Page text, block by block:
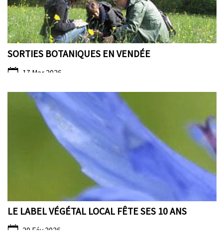
SORTIES BOTANIQUES EN VENDÉE
17 Mar 2026
LE LABEL VÉGÉTAL LOCAL FÊTE SES 10 ANS
20 Fév 2026